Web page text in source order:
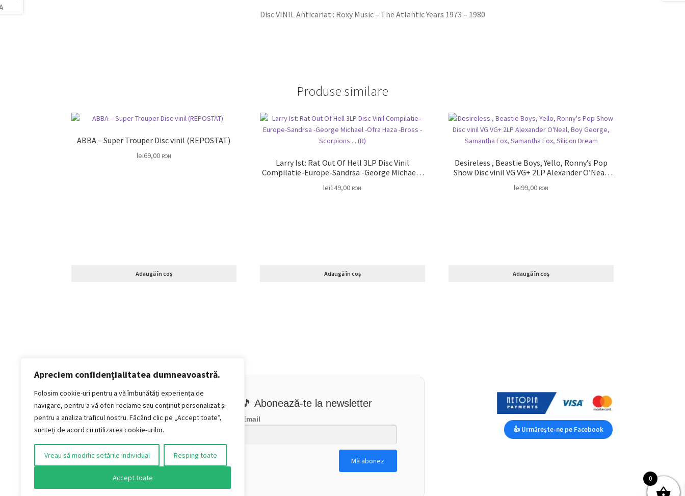
Apreciem confidențialitatea dumneavoastră.
Folosim cookie-uri pentru a vă îmbunătăți experiența de
navigare, pentru a vă oferi reclame sau conținut personalizat și
pentru a analiza traficul nostru. Făcând clic pe „Accept toate”,
sunteți de acord cu utilizarea cookie-urilor.
Vreau să modific setările individual Resping toate
Accept toate
Disc VINIL Anticariat : Roxy Music – The Atlantic Years 1973 – 1980
Produse similare
ABBA ‎– Super Trouper Disc vinil (REPOSTAT)
lei69,00 RON
Adaugă în coș
Larry Ist: Rat Out Of Hell 3LP Disc Vinil
Compilatie-Europe-Sandrsa -George Michael -
lei149,00 RON
Adaugă în coș
Desireless , Beastie Boys, Yello, Ronny’s Pop
Show Disc vinil VG VG+ 2LP Alexander O’Neal,
Silicon Dream
lei99,00 RON
Adaugă în coș
Politică de confidențialitate
Termeni si conditii
Politica de cookies
Politica de livrare și retur
Politica de plată
Formular Retur
AUDIO VINTAGE S.R.L.
🎵 Abonează-te la newsletter
Email
👍 Urmărește-ne pe Facebook
0